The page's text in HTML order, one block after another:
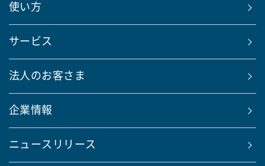
使い方
サービス
法人のお客さま
企業情報
ニュースリリース